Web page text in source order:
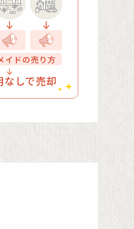
イドの売り方
なしで売却
と言われた。
価格と物件の難
住宅でもないこ
けが取れません
んとした評価で
ような価格設定
。とにかく、室
りを取ってから
く売れるよう望ま
事も多忙でした
仕事の都合もあ
無いしもちろん
いし、出来れば
ストも見当たら
然個人情報なの
た。それでもいつ
る！ 期待を持っ
とん拍子で話が